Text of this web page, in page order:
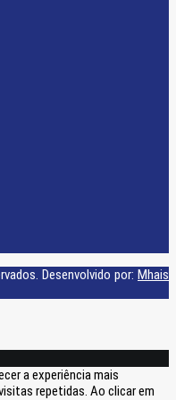
Desenvolvido por: Mhais
a experiência mais
repetidas. Ao clicar em